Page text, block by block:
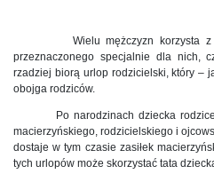
Wielu mężczyzn korzysta z
przeznaczonego specjalnie dla nich,
rzadziej biorą urlop rodzicielski, który –
obojga rodziców.
Po narodzinach dziecka rodzice
macierzyńskiego, rodzicielskiego i
dostaje w tym czasie zasiłek
tych urlopów może skorzystać tata